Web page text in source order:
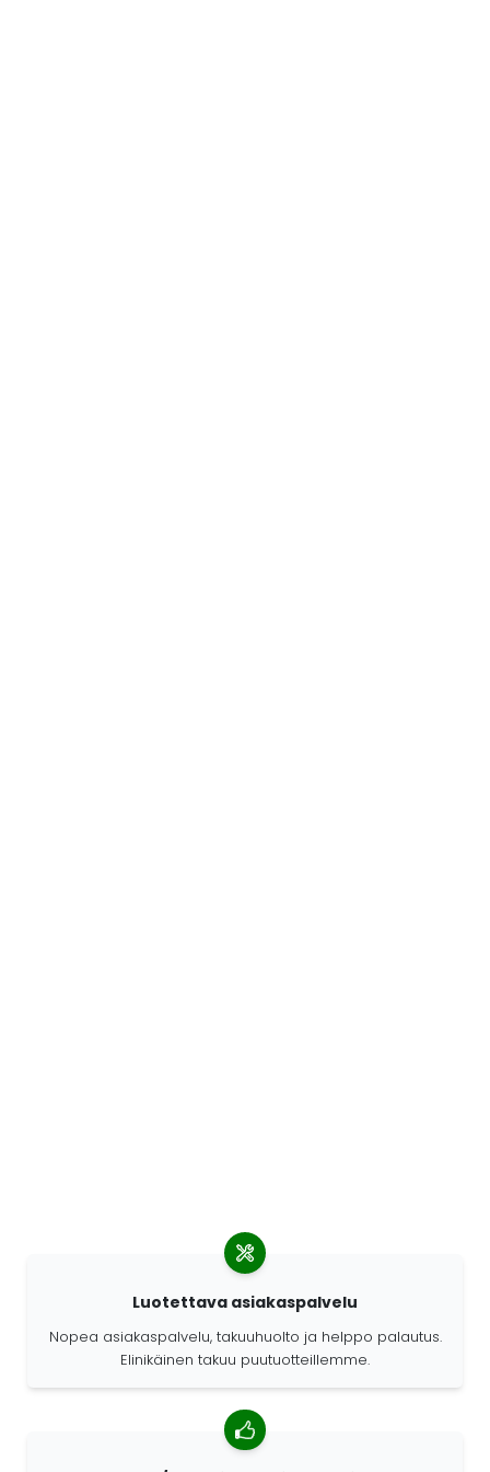
Luotettava asiakaspalvelu
Nopea asiakaspalvelu, takuuhuolto ja helppo palautus.
Elinikäinen takuu puutuotteillemme.